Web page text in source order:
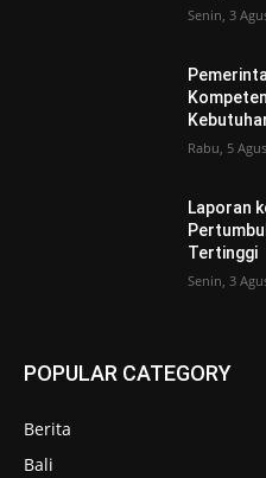
Senin, 3
Rabu, 5
Laporan
Tertinggi
Senin, 3
POPULAR CATEGORY
Berita
Bali